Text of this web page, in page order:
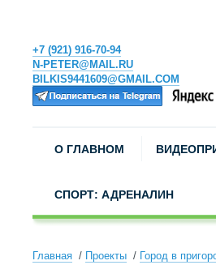
+7 (921) 916-70-94
N-PETER@MAIL.RU
BILKIS9441609@GMAIL.COM
О ГЛАВНОМ
СПОРТ: АДРЕНАЛИН
Главная Проекты Город в